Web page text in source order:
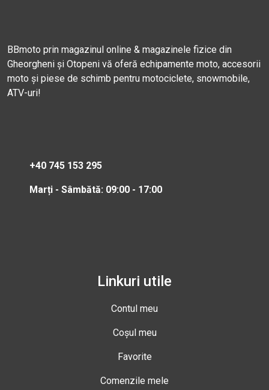
BBmoto prin magazinul online & magazinele fizice din
Gheorgheni și Otopeni vă oferă echipamente moto, accesorii
moto și piese de schimb pentru motociclete, snowmobile,
ATV-uri!
+40 745 153 295
Marți - Sâmbătă: 09:00 - 17:00
Linkuri utile
Contul meu
Coșul meu
Favorite
Comenzile mele